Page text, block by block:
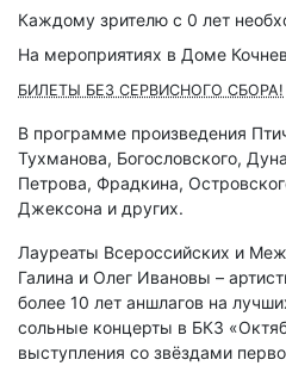
Каждому зрителю c 0 лет
На мероприятиях в Доме
БИЛЕТЫ БЕЗ СЕРВИСНОГО СБОРА!
В программе произведения
Тухманова, Богословского,
Петрова, Фрадкина,
Джексона и других.
Лауреаты Всероссийских и
Галина и Олег Ивановы –
более 10 лет аншлагов на
сольные концерты в БКЗ
выступления со звёздами